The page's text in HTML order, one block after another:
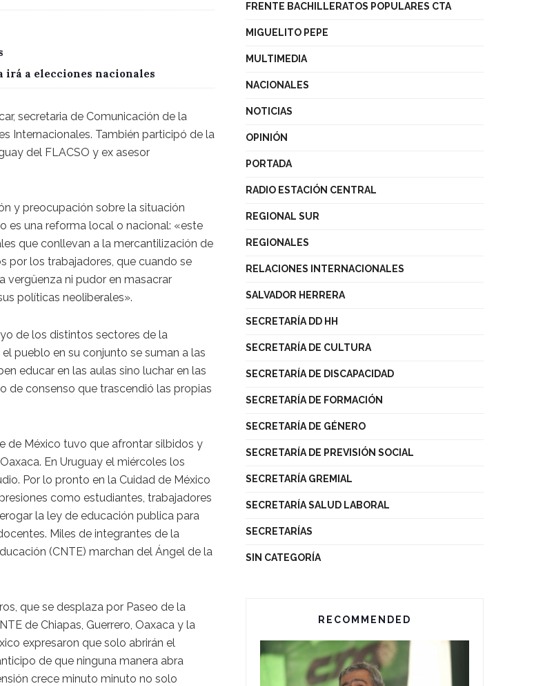
irá a elecciones nacionales
secretaria de Comunicación de la
Internacionales. También participó de la
del FLACSO y ex asesor
y preocupación sobre la situación
es una reforma local o nacional: «este
que conllevan a la mercantilización de
por los trabajadores, que cuando se
vergüenza ni pudor en masacrar
políticas neoliberales».
de los distintos sectores de la
pueblo en su conjunto se suman a las
educar en las aulas sino luchar en las
de consenso que trascendió las propias
de México tuvo que afrontar silbidos y
En Uruguay el miércoles los
Por lo pronto en la Cuidad de México
como estudiantes, trabajadores
la ley de educación publica para
Miles de integrantes de la
(CNTE) marchan del Ángel de la
que se desplaza por Paseo de la
de Chiapas, Guerrero, Oaxaca y la
expresaron que solo abrirán el
de que ninguna manera abra
crece minuto minuto no solo
FRENTE BACHILLERATOS POPULARES CTA
MIGUELITO PEPE
MULTIMEDIA
NACIONALES
NOTICIAS
OPINIÓN
PORTADA
RADIO ESTACIÓN CENTRAL
REGIONAL SUR
REGIONALES
RELACIONES INTERNACIONALES
SALVADOR HERRERA
SECRETARÍA DD HH
SECRETARÍA DE CULTURA
SECRETARÍA DE DISCAPACIDAD
SECRETARÍA DE FORMACIÓN
SECRETARÍA DE GÉNERO
SECRETARÍA DE PREVISIÓN SOCIAL
SECRETARÍA GREMIAL
SECRETARÍA SALUD LABORAL
SECRETARÍAS
SIN CATEGORÍA
RECOMMENDED